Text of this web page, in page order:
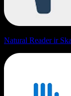
Natural Reader ir